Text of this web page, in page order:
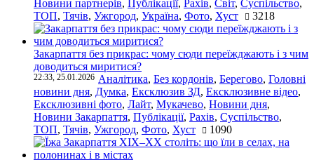
Новини партнерів, Публікації, Рахів, Світ, Суспільство,
ТОП, Тячів, Ужгород, Україна, Фото, Хуст 3218
Закарпаття без прикрас: чому сюди переїжджають і з чим
доводиться миритися?
22:33, 25.01.2026 Аналітика, Без кордонів, Берегово, Головні
новини дня, Думка, Ексклюзив ЗД, Ексклюзивне відео,
Ексклюзивні фото, Лайт, Мукачево, Новини дня,
Новини Закарпаття, Публікації, Рахів, Суспільство,
ТОП, Тячів, Ужгород, Фото, Хуст 1090